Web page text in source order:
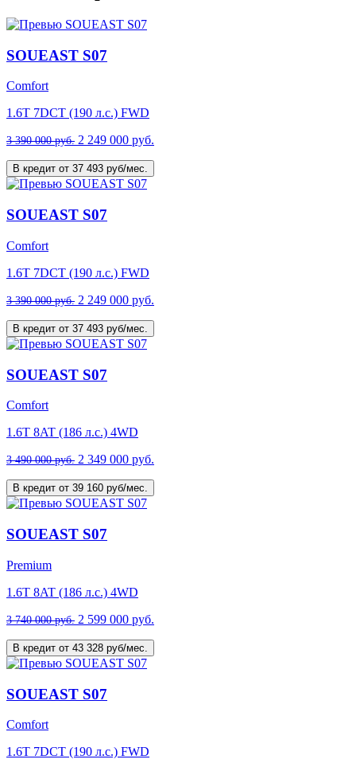
SOUEAST S07
Comfort
1.6T 7DCT (190 л.с.) FWD
3 390 000 руб. 2 249 000 руб.
В кредит от 37 493 руб/мес.
SOUEAST S07
Comfort
1.6T 7DCT (190 л.с.) FWD
3 390 000 руб. 2 249 000 руб.
В кредит от 37 493 руб/мес.
SOUEAST S07
Comfort
1.6T 8AT (186 л.с.) 4WD
3 490 000 руб. 2 349 000 руб.
В кредит от 39 160 руб/мес.
SOUEAST S07
Premium
1.6T 8AT (186 л.с.) 4WD
3 740 000 руб. 2 599 000 руб.
В кредит от 43 328 руб/мес.
SOUEAST S07
Comfort
1.6T 7DCT (190 л.с.) FWD